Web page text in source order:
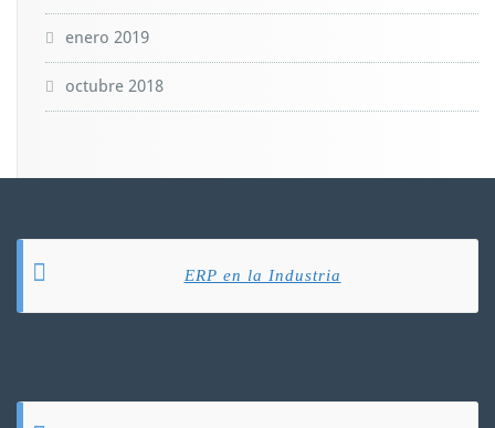
enero 2019
octubre 2018
ERP en la Industria